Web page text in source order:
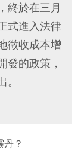
終於在三月
式進入法律
徵收成本增
發的政策，
？